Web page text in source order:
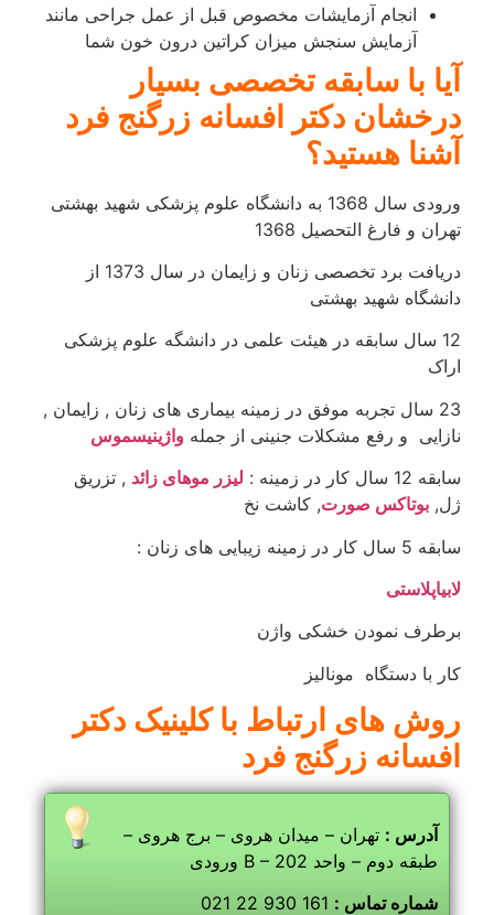
انجام آزمایشات مخصوص قبل از عمل جراحی مانند
آزمایش سنجش میزان کراتین درون خون شما
آیا با سابقه تخصصی بسیار
درخشان دکتر افسانه زرگنج فرد
آشنا هستید؟
ورودی سال 1368 به دانشگاه علوم پزشکی شهید بهشتی
تهران و فارغ التحصیل 1368
دریافت برد تخصصی زنان و زایمان در سال 1373 از
دانشگاه شهید بهشتی
12 سال سابقه در هیئت علمی در دانشگه علوم پزشکی
اراک
23 سال تجربه موفق در زمینه بیماری های زنان , زایمان ,
نازایی و رفع مشکلات جنینی از جملهواژینیسموس
سابقه 12 سال کار در زمینه :
لیزر موهای زائد, تزریق
ژل,بوتاکس صورت, کاشت نخ
سابقه 5 سال کار در زمینه زیبایی های زنان :
لابیاپلاستی
برطرف نمودن خشکی واژن
کار با دستگاه مونالیز
روش های ارتباط با کلینیک دکتر
افسانه زرگنج فرد
آدرس : تهران – میدان هروی – برج هروی –
ورودی B – طبقه دوم – واحد 202
شماره تماس :